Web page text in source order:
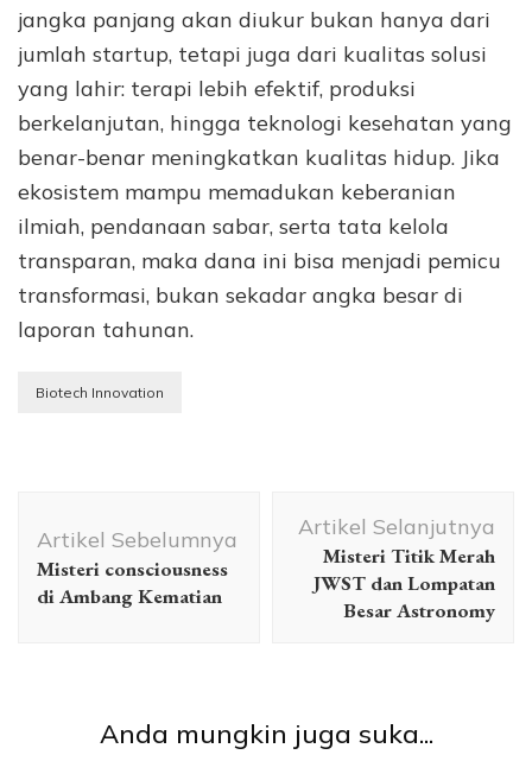
jangka panjang akan diukur bukan hanya dari
jumlah startup, tetapi juga dari kualitas solusi
yang lahir: terapi lebih efektif, produksi
berkelanjutan, hingga teknologi kesehatan yang
benar-benar meningkatkan kualitas hidup. Jika
ekosistem mampu memadukan keberanian
ilmiah, pendanaan sabar, serta tata kelola
transparan, maka dana ini bisa menjadi pemicu
transformasi, bukan sekadar angka besar di
laporan tahunan.
Biotech Innovation
Artikel
Artikel Sebelumnya
Misteri consciousness
di Ambang Kematian
Artikel Selanjutnya
Misteri Titik Merah
JWST dan Lompatan
Besar Astronomy
Anda mungkin juga suka...